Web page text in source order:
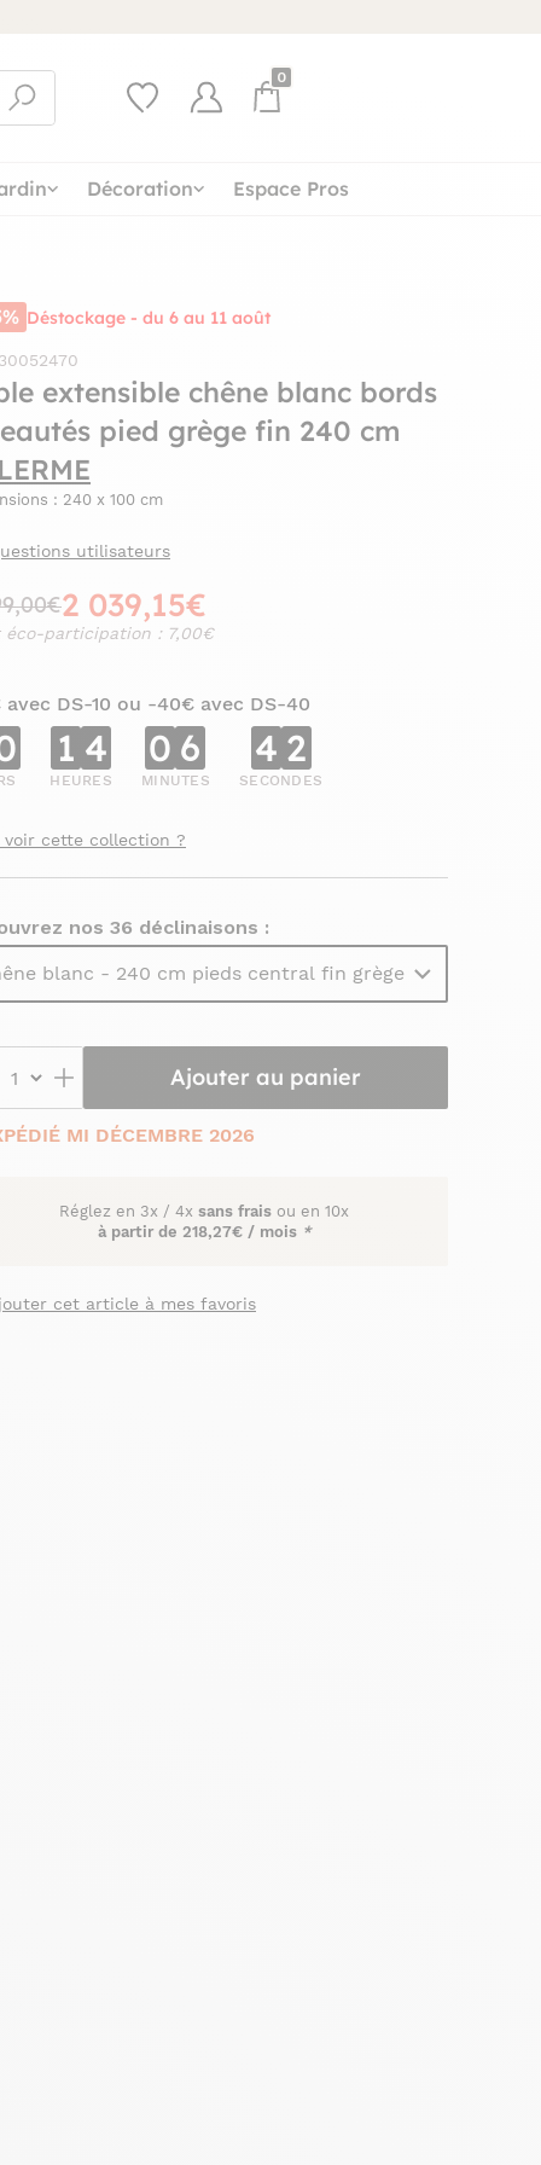
0
Décoration Espace Pros
Déstockage - du 6 au 11 août
extensible chêne blanc bords
pied grège fin 240 cm
: 240 x 100 cm
utilisateurs
2 039,15€
éco-participation : 7,00€
avec DS-10 ou -40€ avec DS-40
1 4
HEURES
0 6
MINUTES
4 1
SECONDES
voir cette collection ?
nos 36 déclinaisons :
blanc - 240 cm pieds central fin grège
Ajouter au panier
MI DÉCEMBRE 2026
Réglez en 3x / 4x sans frais ou en 10x
à partir de 218,27€ / mois *
cet article à mes favoris